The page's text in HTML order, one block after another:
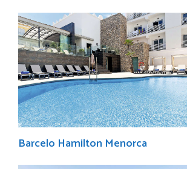
Barcelo Hamilton Menorca